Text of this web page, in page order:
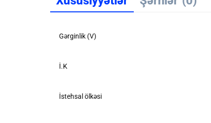
Gərginlik (V)
İ.K
İstehsal ölkəsi